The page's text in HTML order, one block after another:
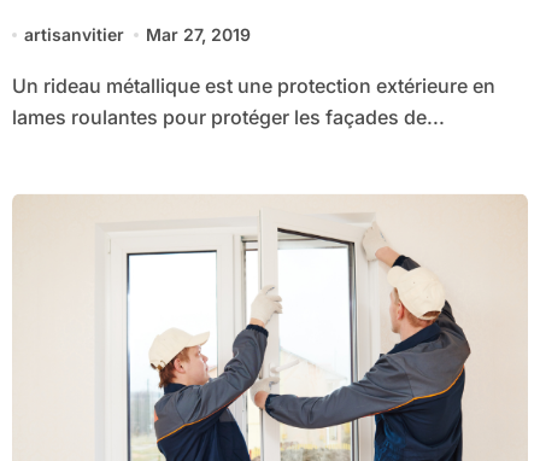
artisanvitier Mar 27, 2019
Un rideau métallique est une protection extérieure en
lames roulantes pour protéger les façades de...